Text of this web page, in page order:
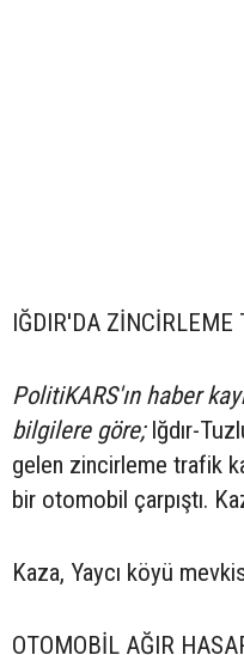
IĞDIR'DA ZİNCİRLEME
PolitiKARS'ın haber
bilgilere göre;Iğdır-
gelen zincirleme trafik
bir otomobil çarpıştı.
Kaza, Yaycı köyü
OTOMOBİL AĞIR